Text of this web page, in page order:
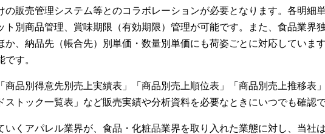
の販売管理システム等とのコラボレーションが必要となります。各明細
ト別商品管理、賞味期限（有効期限）管理が可能です。また、食品業界
か、納品先（帳合先）別単価・数量別単価にも荷姿ごとに対応していま
す。
商品別得意先別売上実績表」「商品別売上順位表」「商品別売上推移表
ストック一覧表」など販売実績や分析資料を必要なときにいつでも確認で
いくアパレル業界が、食品・化粧品業界を取り入れた業態に対し、当社